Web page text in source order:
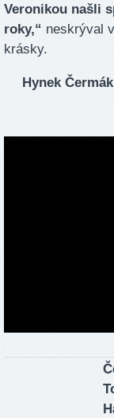
Veronikou našli
roky,“ neskrýval
krásky.
Hynek